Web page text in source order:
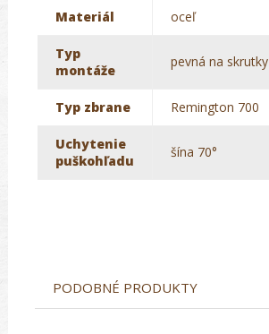
Materiál oceľ
Typ
montáže
pevná na skrutky
Typ zbrane Remington 700
Uchytenie
puškohľadu
šína 70°
PODOBNÉ PRODUKTY